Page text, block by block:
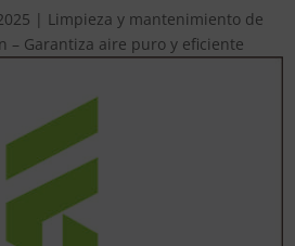
| Limpieza y mantenimiento de
– Garantiza aire puro y eficiente